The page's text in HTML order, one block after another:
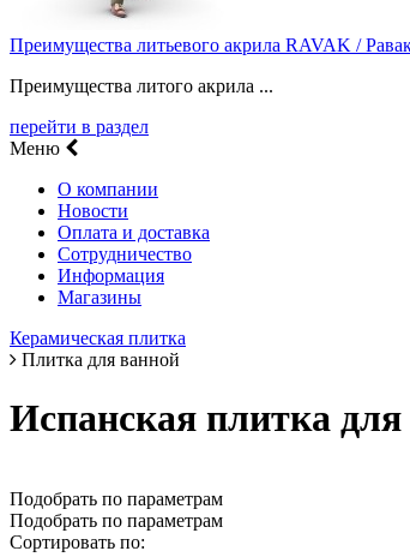
Преимущества литьевого акрила RAVAK /
Преимущества литого акрила ...
перейти в раздел
Меню
О компании
Новости
Оплата и доставка
Сотрудничество
Информация
Магазины
Керамическая плитка
Плитка для ванной
Испанская плитка
Подобрать по параметрам
Подобрать по параметрам
Сортировать по: